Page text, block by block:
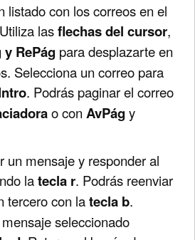
listado con los correos en el
lasflechas del cursor,
RePág para desplazarte en
Selecciona un correo para
. Podrás paginar el correo
o con AvPág y
un mensaje y responder al
latecla r. Podrás reenviar
tercero con latecla b.
seleccionado